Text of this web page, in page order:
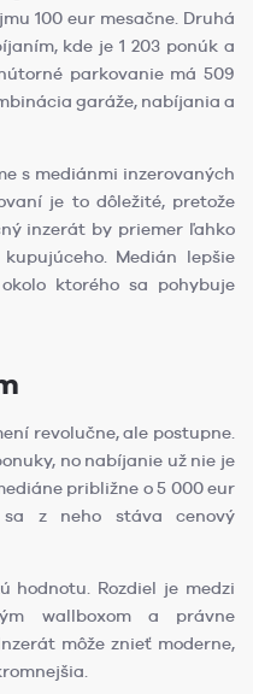
100 eur mesačne. Druhá
kde je 1 203 ponúk a
parkovanie má 509
garáže, nabíjania a
s mediánmi inzerovaných
je to dôležité, pretože
inzerát by priemer ľahko
Medián lepšie
ktorého sa pohybuje
revolučne, ale postupne.
no nabíjanie už nie je
približne o 5 000 eur
z neho stáva cenový
hodnotu. Rozdiel je medzi
wallboxom a právne
môže znieť moderne,